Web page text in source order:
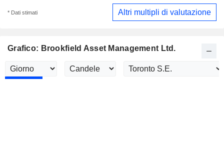
* Dati stimati Altri multipli di valutazione
Grafico: Brookfield Asset Management Ltd.